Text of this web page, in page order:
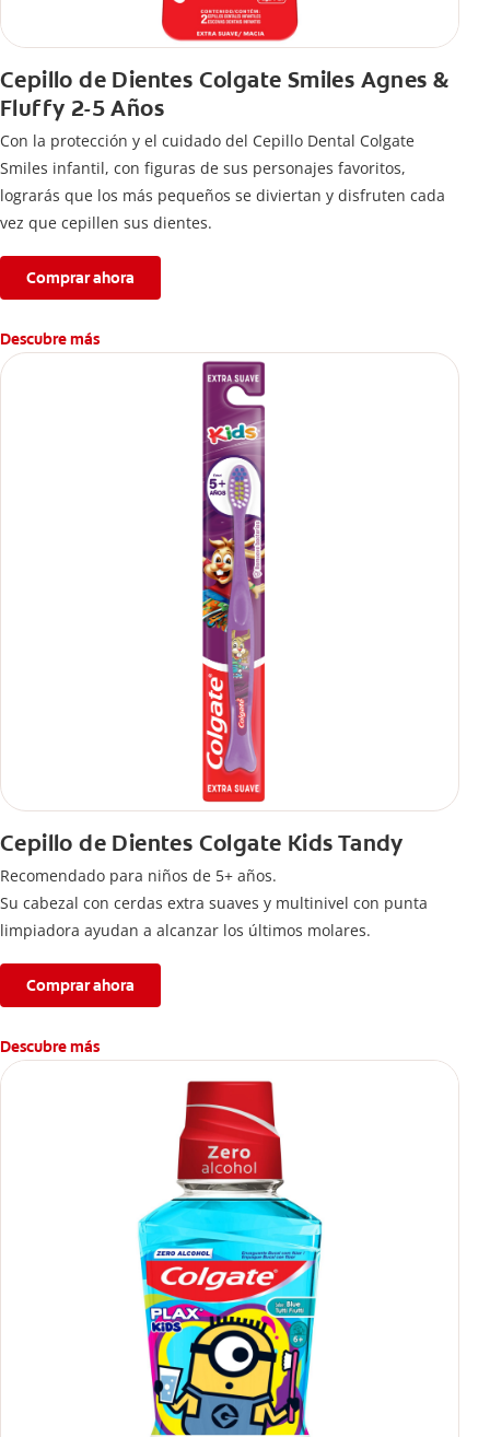
Cepillo de Dientes Colgate Smiles Agnes &
Fluffy 2-5 Años
Con la protección y el cuidado del Cepillo Dental Colgate
Smiles infantil, con figuras de sus personajes favoritos,
lograrás que los más pequeños se diviertan y disfruten cada
vez que cepillen sus dientes.
Comprar ahora
Descubre más
Cepillo de Dientes Colgate Kids Tandy
Recomendado para niños de 5+ años.
Su cabezal con cerdas extra suaves y multinivel con punta
limpiadora ayudan a alcanzar los últimos molares.
Comprar ahora
Descubre más